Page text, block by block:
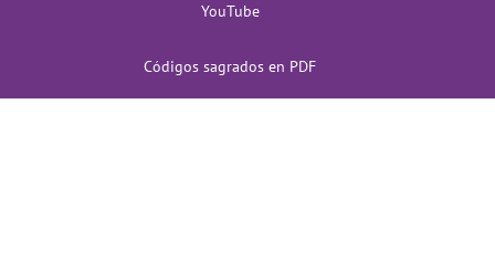
YouTube
Códigos sagrados en PDF